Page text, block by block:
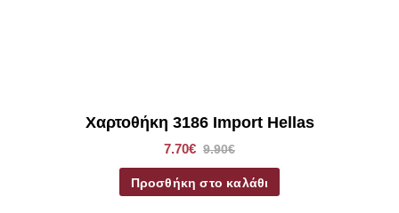
Χαρτοθήκη 3186 Import Hellas
7.70€ 9.90€
Προσθήκη στο καλάθι